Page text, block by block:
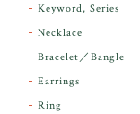
下さり、ありが
レビュー
Keyword, Series
Necklace
Bracelet／Bangle
Earrings
Ring